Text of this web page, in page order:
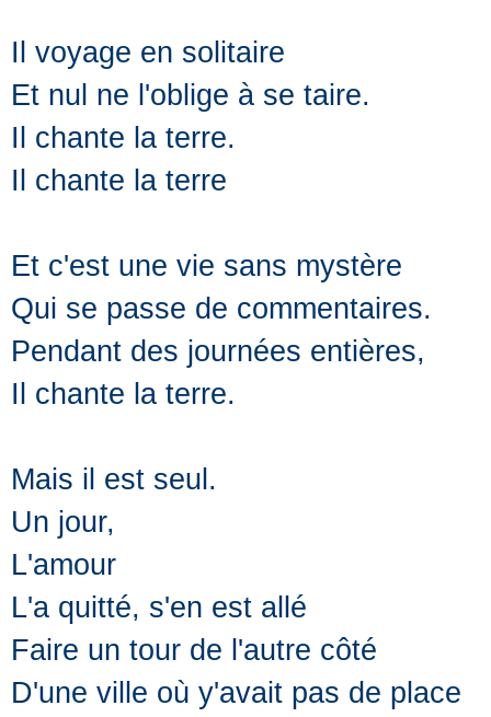
Il voyage en solitaire
Et nul ne l'oblige à se taire.
Il chante la terre.
Il chante la terre
Et c'est une vie sans mystère
Qui se passe de commentaires.
Pendant des journées entières,
Il chante la terre.
Mais il est seul.
Un jour,
L'amour
L'a quitté, s'en est allé
Faire un tour de l'autre côté
D'une ville où y'avait pas de place